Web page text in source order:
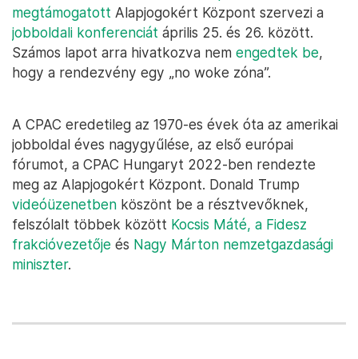
megtámogatott Alapjogokért Központ szervezi a
jobboldali konferenciát április 25. és 26. között.
Számos lapot arra hivatkozva nem engedtek be,
hogy a rendezvény egy „no woke zóna”.
A CPAC eredetileg az 1970-es évek óta az amerikai
jobboldal éves nagygyűlése, az első európai
fórumot, a CPAC Hungaryt 2022-ben rendezte
meg az Alapjogokért Központ. Donald Trump
videóüzenetben köszönt be a résztvevőknek,
felszólalt többek között Kocsis Máté, a Fidesz
frakcióvezetője és Nagy Márton nemzetgazdasági
miniszter.